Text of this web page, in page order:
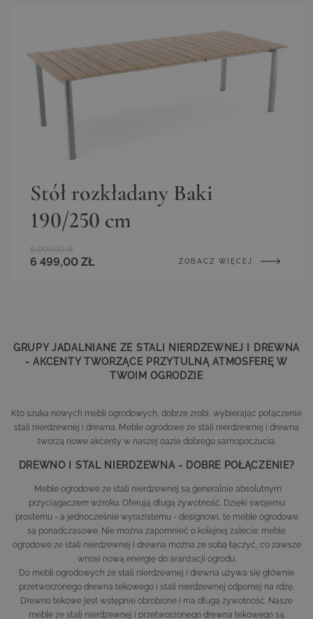
Stół rozkładany Baki
190/250 cm
6 499,00 ZŁ
8 099,99 zł
ZOBACZ WIĘCEJ
GRUPY JADALNIANE ZE STALI NIERDZEWNEJ I DREWNA
- AKCENTY TWORZĄCE PRZYTULNĄ ATMOSFERĘ W
TWOIM OGRODZIE
Kto szuka nowych mebli ogrodowych, dobrze zrobi, wybierając połączenie
stali nierdzewnej i drewna. Meble ogrodowe ze stali nierdzewnej i drewna
tworzą nowe akcenty w naszej oazie dobrego samopoczucia.
DREWNO I STAL NIERDZEWNA - DOBRE POŁĄCZENIE?
Meble ogrodowe ze stali nierdzewnej są generalnie absolutnym
przyciągaczem wzroku. Oferują długą żywotność. Dzięki swojemu
prostemu - a jednocześnie wyrazistemu - designowi, te meble ogrodowe
są ponadczasowe. Nie można zapomnieć o kolejnej zalecie: meble
ogrodowe ze stali nierdzewnej i drewna można ze sobą łączyć, co zawsze
wnosi nową energię do aranżacji ogrodu.
Do mebli ogrodowych ze stali nierdzewnej i drewna używa się głównie
przetworzonego drewna tekowego i stali nierdzewnej odpornej na rdzę.
Drewno tekowe jest wstępnie obrobione i ma długą żywotność. Nasze
meble ze stali nierdzewnej i przetworzonego drewna tekowego są